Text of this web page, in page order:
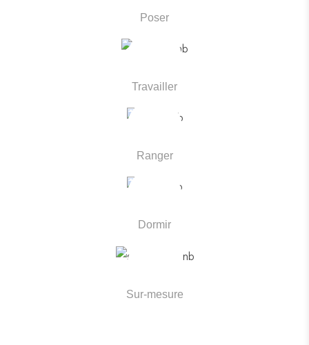
Poser
Poser
Travailler
Travailler
Ranger
Ranger
Dormir
Dormir
Sur-mesure
Sur-mesure